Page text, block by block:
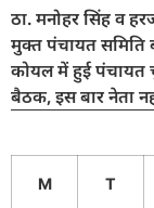
ठा. मनोहर सिंह व
मुक्त पंचायत समिति
कोयल में हुई पंचायत
बैठक, इस बार नेता
M T